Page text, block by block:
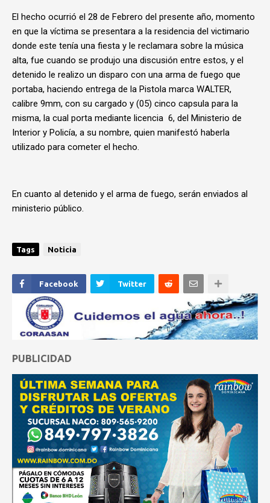
El hecho ocurrió el 28 de Febrero del presente año, momento
en que la víctima se presentara a la residencia del victimario
donde este tenía una fiesta y le reclamara sobre la música
alta, fue cuando se produjo una discusión entre estos, y el
detenido le realizo un disparo con una arma de fuego que
portaba, haciendo entrega de la Pistola marca WALTER,
calibre 9mm, con su cargado y (05) cinco capsula para la
misma, la cual porta mediante licencia 6, del Ministerio de
Interior y Policía, a su nombre, quien manifestó haberla
utilizado para cometer el hecho.
En cuanto al detenido y el arma de fuego, serán enviados al
ministerio público.
Tags Noticia
Facebook Twitter
PUBLICIDAD